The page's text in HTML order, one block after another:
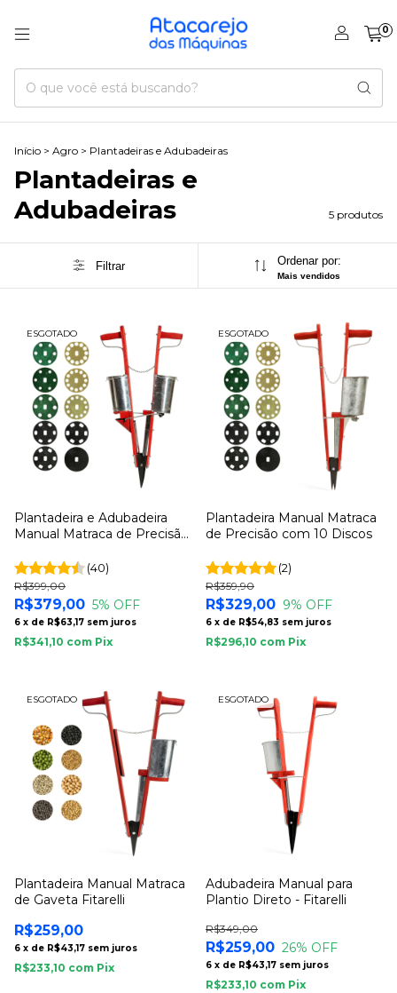
0
Início > Agro > Plantadeiras e Adubadeiras
Plantadeiras e
Adubadeiras
5 produtos
Filtrar Ordenar por:
Mais vendidos
ESGOTADO
Plantadeira e Adubadeira
Manual Matraca de Precisão
(40)
R$379,00
R$399,00
5% OFF
6 x de R$63,17 sem juros
R$341,10 com Pix
ESGOTADO
Plantadeira Manual Matraca
de Precisão com 10 Discos
(2)
R$329,00
R$359,90
9% OFF
6 x de R$54,83 sem juros
R$296,10 com Pix
ESGOTADO
Plantadeira Manual Matraca
de Gaveta Fitarelli
R$259,00
6 x de R$43,17 sem juros
R$233,10 com Pix
ESGOTADO
Adubadeira Manual para
Plantio Direto - Fitarelli
R$259,00
R$349,00
26% OFF
6 x de R$43,17 sem juros
R$233,10 com Pix